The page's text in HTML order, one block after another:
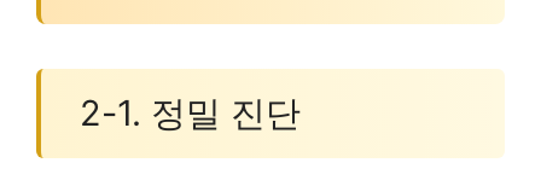
2-1. 정밀 진단